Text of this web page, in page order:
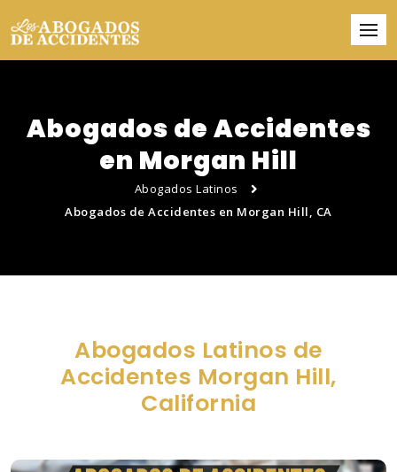
Abogados de Accidentes
en Morgan Hill
Abogados Latinos
Abogados de Accidentes en Morgan Hill, CA
Abogados Latinos de
Accidentes Morgan Hill,
California